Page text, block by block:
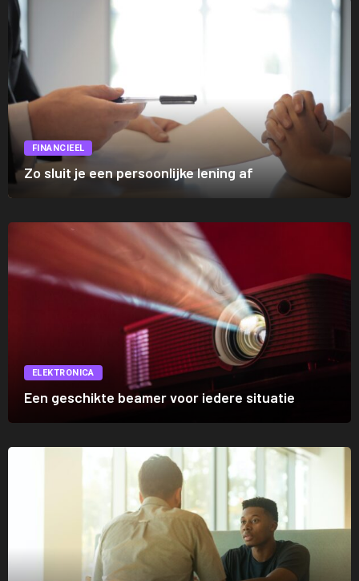
FINANCIEEL
Zo sluit je een persoonlijke lening af
ELEKTRONICA
Een geschikte beamer voor iedere situatie